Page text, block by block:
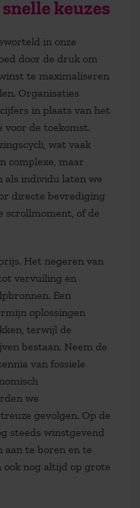
keuzes
in onze
door de druk om
te maximaliseren
Organisaties
in plaats van het
voor de toekomst.
wat vaak
complexe, maar
als individu laten we
directe bevrediging
scrollmoment, of de
Het negeren van
vervuiling en
Een
oplossingen
terwijl de
bestaan. Neem de
van fossiele
we
gevolgen. Op de
steeds winstgevend
aan te boren en te
nog altijd op grote